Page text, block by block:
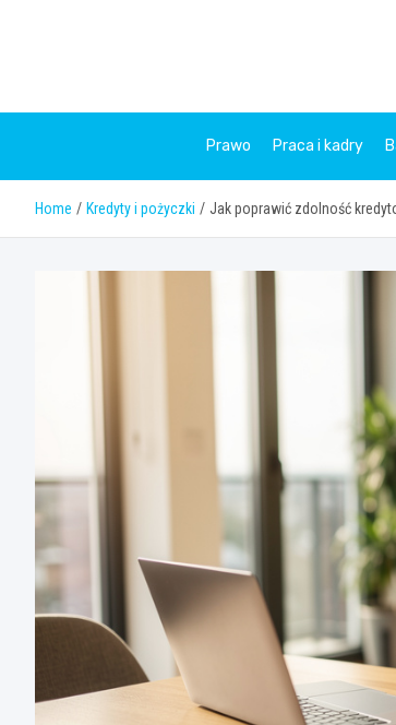
Prawo Praca i kadry
Home Kredyty i pożyczki Jak poprawić zdolność